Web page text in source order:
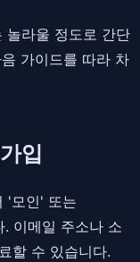
놀라울 정도로 간단
가이드를 따라 차
입
'모인' 또는
이메일 주소나 소
할 수 있습니다.